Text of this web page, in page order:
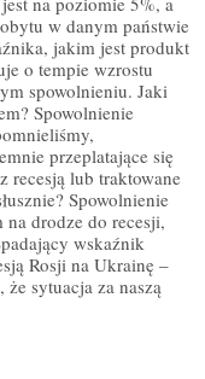
w danym państwie
jakim jest produkt
o tempie wzrostu
spowolnieniu. Jaki
Spowolnienie
przeplatające się
recesją lub traktowane
Spowolnienie
drodze do recesji,
wskaźnik
Rosji na Ukrainę –
sytuacja za naszą